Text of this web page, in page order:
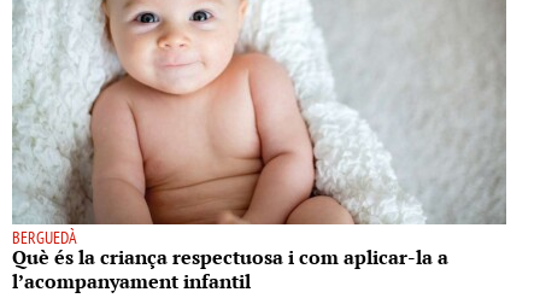
BERGUEDÀ
Què és la criança respectuosa i com aplicar-la a
l’acompanyament infantil